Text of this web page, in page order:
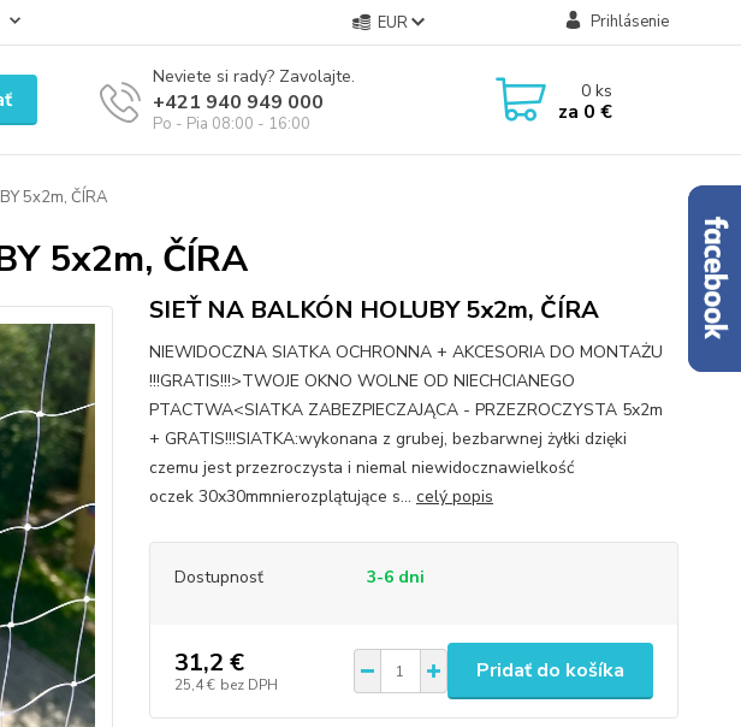
EUR Prihlásenie
Neviete si rady? Zavolajte.
+421 940 949 000
Po - Pia 08:00 - 16:00
0ks
za 0 €
5x2m, ČÍRA
5x2m, ČÍRA
SIEŤ NA BALKÓN HOLUBY 5x2m, ČÍRA
NIEWIDOCZNA SIATKA OCHRONNA + AKCESORIA DO MONTAŻU
!!!GRATIS!!!>TWOJE OKNO WOLNE OD NIECHCIANEGO
PTACTWA<SIATKA ZABEZPIECZAJĄCA - PRZEZROCZYSTA 5x2m
+ GRATIS!!!SIATKA:wykonana z grubej, bezbarwnej żyłki dzięki
czemu jest przezroczysta i niemal niewidocznawielkość
oczek 30x30mmnierozplątujące s... celý popis
Dostupnosť 3-6 dni
31,2 €
25,4 € bez DPH
Pridať do košíka